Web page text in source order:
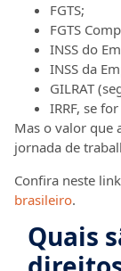
FGTS;
FGTS
INSS do
INSS da
GILRAT
IRRF, se
Mas o valor que
jornada de
Confira neste
brasileiro.
Quais